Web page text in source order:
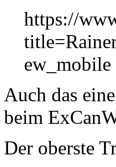
https://
ew_mobile
Auch das
beim
Der oberste